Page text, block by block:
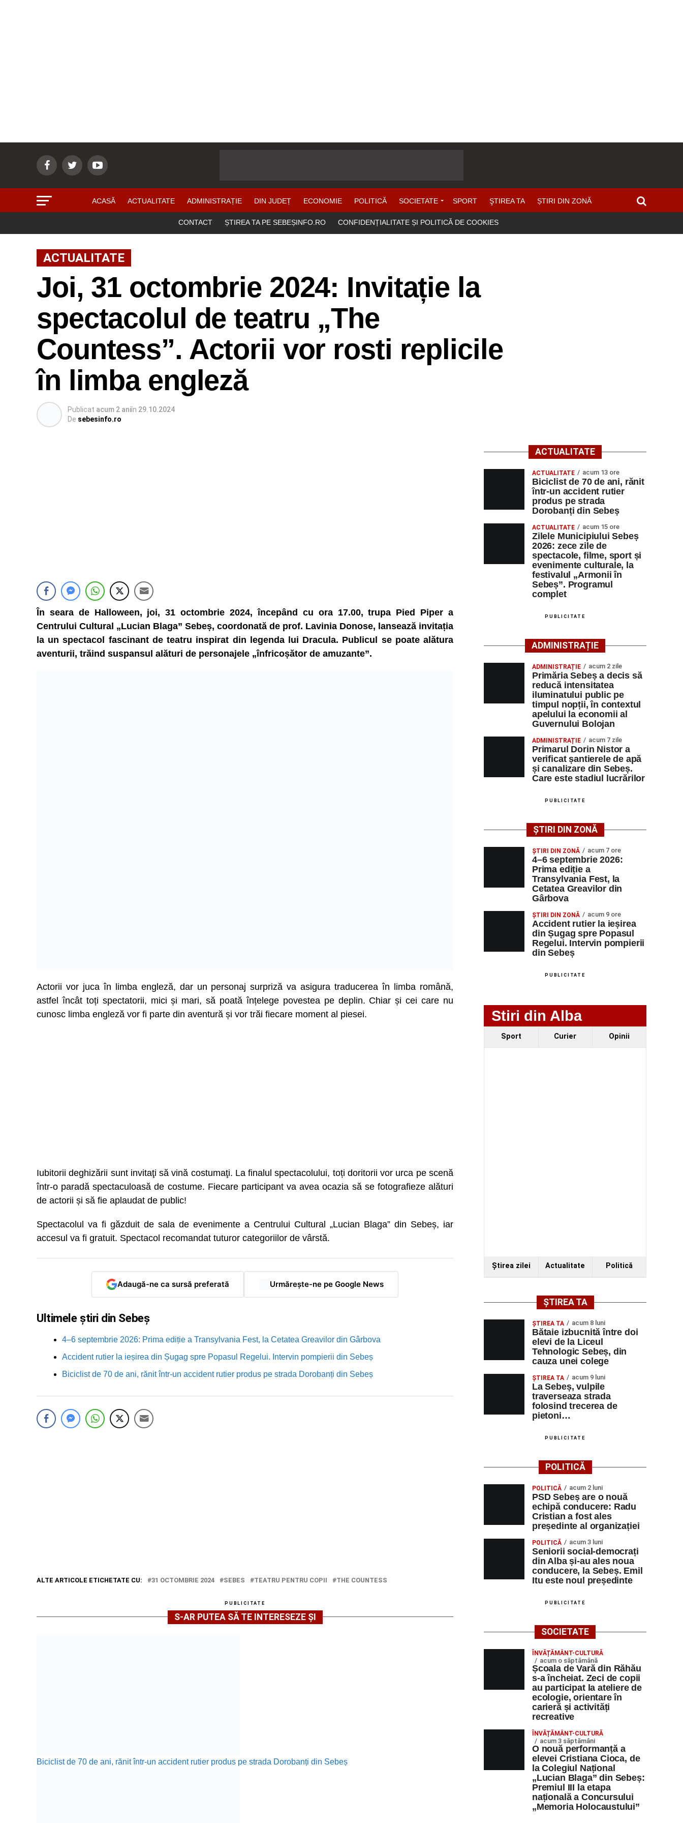
ACASĂ ACTUALITATE ADMINISTRAȚIE DIN JUDEȚ ECONOMIE POLITICĂ SOCIETATE SPORT ŞTIREA TA ȘTIRI DIN ZONĂ
CONTACT ȘTIREA TA PE SEBEȘINFO.RO CONFIDENȚIALITATE ȘI POLITICĂ DE COOKIES
ACTUALITATE
Joi, 31 octombrie 2024: Invitație la
spectacolul de teatru „The
Countess”. Actorii vor rosti replicile
în limba engleză
Publicat acum 2 aniîn 29.10.2024
De sebesinfo.ro
În seara de Halloween, joi, 31 octombrie 2024, începând cu ora 17.00, trupa Pied Piper a
Centrului Cultural „Lucian Blaga” Sebeș, coordonată de prof. Lavinia Donose, lansează invitația
la un spectacol fascinant de teatru inspirat din legenda lui Dracula. Publicul se poate alătura
aventurii, trăind suspansul alături de personajele „înfricoșător de amuzante”.
Actorii vor juca în limba engleză, dar un personaj surpriză va asigura traducerea în limba română,
astfel încât toți spectatorii, mici și mari, să poată înțelege povestea pe deplin. Chiar și cei care nu
cunosc limba engleză vor fi parte din aventură și vor trăi fiecare moment al piesei.
Iubitorii deghizării sunt invitaţi să vină costumaţi. La finalul spectacolului, toți doritorii vor urca pe scenă
într-o paradă spectaculoasă de costume. Fiecare participant va avea ocazia să se fotografieze alături
de actorii și să fie aplaudat de public!
Spectacolul va fi găzduit de sala de evenimente a Centrului Cultural „Lucian Blaga” din Sebeș, iar
accesul va fi gratuit. Spectacol recomandat tuturor categoriilor de vârstă.
Adaugă-ne ca sursă preferată Urmărește-ne pe Google News
Ultimele știri din Sebeș
4–6 septembrie 2026: Prima ediție a Transylvania Fest, la Cetatea Greavilor din Gârbova
Accident rutier la ieșirea din Șugag spre Popasul Regelui. Intervin pompierii din Sebeș
Biciclist de 70 de ani, rănit într-un accident rutier produs pe strada Dorobanți din Sebeș
ALTE ARTICOLE ETICHETATE CU: 31 OCTOMBRIE 2024 SEBES TEATRU PENTRU COPII THE COUNTESS
PUBLICITATE
S-AR PUTEA SĂ TE INTERESEZE ȘI
Biciclist de 70 de ani, rănit într-un accident rutier produs pe strada Dorobanți din Sebeș
ACTUALITATE
ACTUALITATE acum 13 ore
Biciclist de 70 de ani, rănit
într-un accident rutier
produs pe strada
Dorobanți din Sebeș
ACTUALITATE acum 15 ore
Zilele Municipiului Sebeș
2026: zece zile de
spectacole, filme, sport și
evenimente culturale, la
festivalul „Armonii în
Sebeș”. Programul
complet
PUBLICITATE
ADMINISTRAȚIE
ADMINISTRAȚIE acum 2 zile
Primăria Sebeș a decis să
reducă intensitatea
iluminatului public pe
timpul nopții, în contextul
apelului la economii al
Guvernului Bolojan
ADMINISTRAȚIE acum 7 zile
Primarul Dorin Nistor a
verificat șantierele de apă
și canalizare din Sebeș.
Care este stadiul lucrărilor
PUBLICITATE
ȘTIRI DIN ZONĂ
ȘTIRI DIN ZONĂ acum 7 ore
4–6 septembrie 2026:
Prima ediție a
Transylvania Fest, la
Cetatea Greavilor din
Gârbova
ȘTIRI DIN ZONĂ acum 9 ore
Accident rutier la ieșirea
din Șugag spre Popasul
Regelui. Intervin pompierii
din Sebeș
PUBLICITATE
Stiri din Alba
Sport Curier Opinii
Ştirea zilei Actualitate Politică
ȘTIREA TA
ŞTIREA TA acum 8 luni
Bătaie izbucnită între doi
elevi de la Liceul
Tehnologic Sebeș, din
cauza unei colege
ŞTIREA TA acum 9 luni
La Sebeș, vulpile
traverseaza strada
folosind trecerea de
pietoni…
PUBLICITATE
POLITICĂ
POLITICĂ acum 2 luni
PSD Sebeș are o nouă
echipă conducere: Radu
Cristian a fost ales
președinte al organizației
POLITICĂ acum 3 luni
Seniorii social-democrați
din Alba și-au ales noua
conducere, la Sebeș. Emil
Itu este noul președinte
PUBLICITATE
SOCIETATE
ÎNVĂȚĂMÂNT-CULTURĂ
acum o săptămână
Școala de Vară din Răhău
s-a încheiat. Zeci de copii
au participat la ateliere de
ecologie, orientare în
carieră și activități
recreative
ÎNVĂȚĂMÂNT-CULTURĂ
acum 3 săptămâni
O nouă performanță a
elevei Cristiana Cioca, de
la Colegiul Național
„Lucian Blaga” din Sebeș:
Premiul III la etapa
națională a Concursului
„Memoria Holocaustului”